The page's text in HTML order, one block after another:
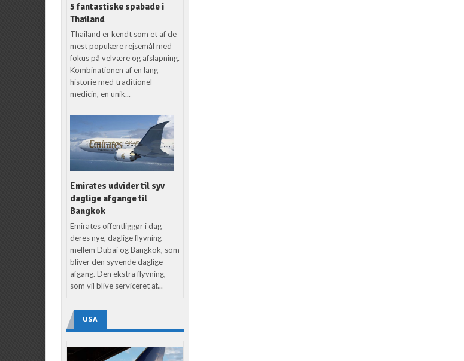
5 fantastiske spabade i
Thailand
Thailand er kendt som et af de
mest populære rejsemål med
fokus på velvære og afslapning.
Kombinationen af en lang
historie med traditionel
medicin, en unik...
Emirates udvider til syv
daglige afgange til
Bangkok
Emirates offentliggør i dag
deres nye, daglige flyvning
mellem Dubai og Bangkok, som
bliver den syvende daglige
afgang. Den ekstra flyvning,
som vil blive serviceret af...
USA